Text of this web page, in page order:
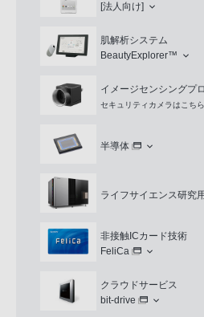
[法人向け]
肌解析システム
BeautyExplorer™
イメージセンシングプ
セキュリティカメラはこち
半導体
ライフサイエンス研究
非接触ICカード技術
FeliCa
クラウドサービス
bit-drive